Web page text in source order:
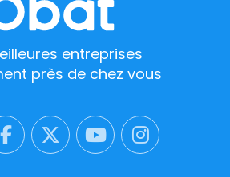
entreprises
près de chez vous